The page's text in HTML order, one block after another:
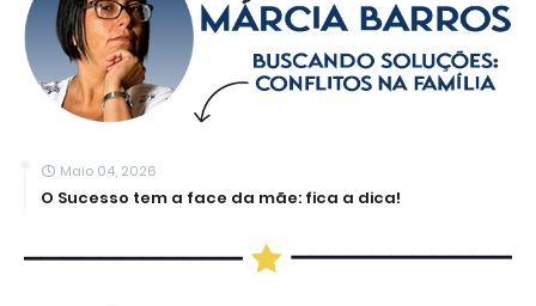
Maio 04, 2026
O Sucesso tem a face da mãe: fica a dica!